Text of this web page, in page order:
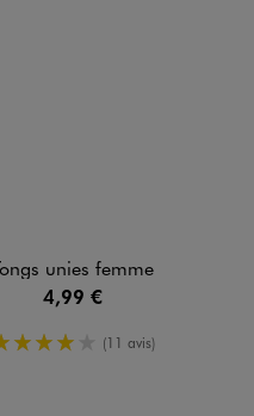
unies femme
4,99 €
4/5 de moyenne
(11 avis)